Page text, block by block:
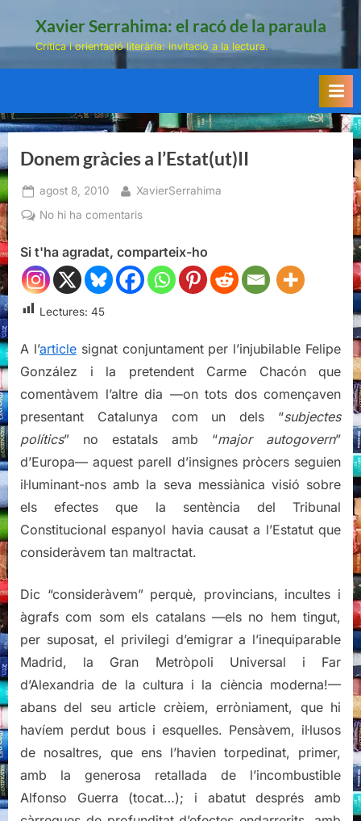
Xavier Serrahima: el racó de la paraula
Crítica i orientació literària: invitació a la lectura.
Donem gràcies a l’Estat(ut)II
Posted
on
agost 8, 2010 By
XavierSerrahima
No hi ha comentarisa
gràcies
a
l’Estat(ut)II
Si t'ha agradat, comparteix-ho
Lectures: 45
A l’articlesignat conjuntament per l’injubilable Felipe
González i la pretendent Carme Chacón que
comentàvem l’altre dia —on tots dos començaven
presentant Catalunya com un dels “subjectes
polítics” no estatals amb “major autogovern”
d’Europa— aquest parell d’insignes pròcers seguien
il·luminant-nos amb la seva messiànica visió sobre
els efectes que la sentència del Tribunal
Constitucional espanyol havia causat a l’Estatut que
consideràvem tan maltractat.
Dic “consideràvem” perquè, provincians, incultes i
àgrafs com som els catalans —els no hem tingut,
per suposat, el privilegi d’emigrar a l’inequiparable
Madrid, la Gran Metròpoli Universal i Far
d’Alexandria de la cultura i la ciència moderna!—
abans del seu article crèiem, erròniament, que hi
havíem perdut bous i esquelles. Pensàvem, il·lusos
de nosaltres, que ens l’havien torpedinat, primer,
amb la generosa retallada de l’incombustible
Alfonso Guerra (tocat…); i abatut després amb